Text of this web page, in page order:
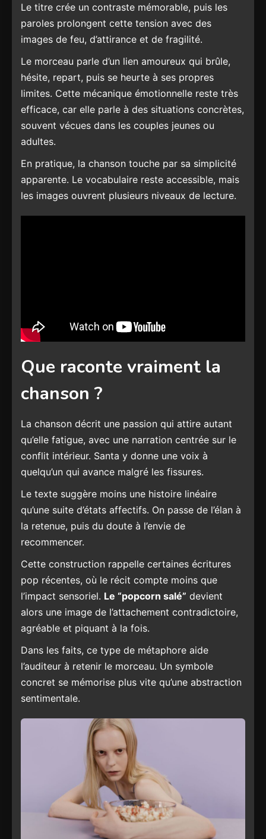
Le titre crée un contraste mémorable, puis les
paroles prolongent cette tension avec des
images de feu, d’attirance et de fragilité.
Le morceau parle d’un lien amoureux qui brûle,
hésite, repart, puis se heurte à ses propres
limites. Cette mécanique émotionnelle reste très
efficace, car elle parle à des situations concrètes,
souvent vécues dans les couples jeunes ou
adultes.
En pratique, la chanson touche par sa simplicité
apparente. Le vocabulaire reste accessible, mais
les images ouvrent plusieurs niveaux de lecture.
Que raconte vraiment la
chanson ?
La chanson décrit une passion qui attire autant
qu’elle fatigue, avec une narration centrée sur le
conflit intérieur. Santa y donne une voix à
quelqu’un qui avance malgré les fissures.
Le texte suggère moins une histoire linéaire
qu’une suite d’états affectifs. On passe de l’élan à
la retenue, puis du doute à l’envie de
recommencer.
Cette construction rappelle certaines écritures
pop récentes, où le récit compte moins que
l’impact sensoriel. Le “popcorn salé” devient
alors une image de l’attachement contradictoire,
agréable et piquant à la fois.
Dans les faits, ce type de métaphore aide
l’auditeur à retenir le morceau. Un symbole
concret se mémorise plus vite qu’une abstraction
sentimentale.